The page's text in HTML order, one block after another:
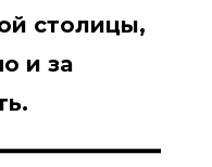
столицы,
и за